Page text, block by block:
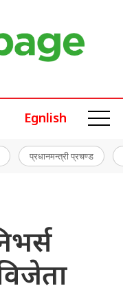
Egnlish
प्रधानमन्त्री प्रचण्ड